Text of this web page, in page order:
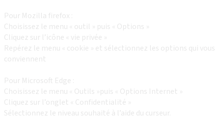
Pour Mozilla firefox :
Choisissez le menu « outil » puis « Options »
Cliquez sur l’icône « vie privée »
Repérez le menu « cookie » et sélectionnez les options qui vous
conviennent
Pour Microsoft Edge :
Choisissez le menu « Outils »puis « Options Internet »
Cliquez sur l’onglet « Confidentialité »
Sélectionnez le niveau souhaité à l’aide du curseur.